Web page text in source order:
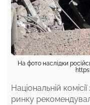
На фото наслідки
Національній
ринку